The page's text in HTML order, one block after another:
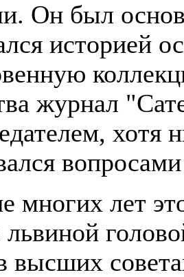
Он был
историей
журнал
хотя
многих лет
высших